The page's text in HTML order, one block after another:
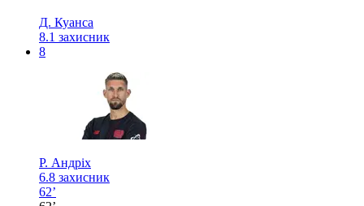
Д. Куанса
8.1 захисник
8
Р. Андріх
6.8 захисник
62’